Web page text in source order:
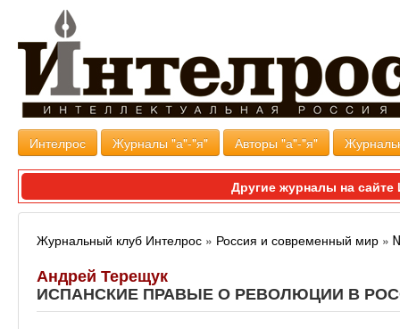
Интелрос Журналы "а"-"я" Авторы "а"-"я"
Другие журналы на
Журнальный клуб Интелрос » Россия и современный мир »
Андрей Терещук
ИСПАНСКИЕ ПРАВЫЕ О РЕВОЛЮЦИИ В